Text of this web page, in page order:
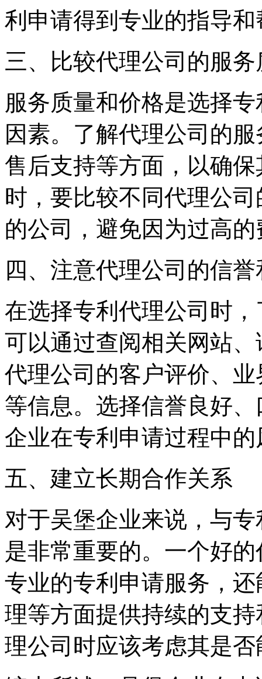
利申请得到专业的指导和
三、比较代理公司的服
服务质量和价格是选择
因素。了解代理公司的
售后支持等方面，以确
时，要比较不同代理公
的公司，避免因为过高
四、注意代理公司的信
在选择专利代理公司时
可以通过查阅相关网站
代理公司的客户评价、
等信息。选择信誉良好
企业在专利申请过程中的
五、建立长期合作关系
对于吴堡企业来说，与
是非常重要的。一个好
专业的专利申请服务，
理等方面提供持续的支
理公司时应该考虑其是